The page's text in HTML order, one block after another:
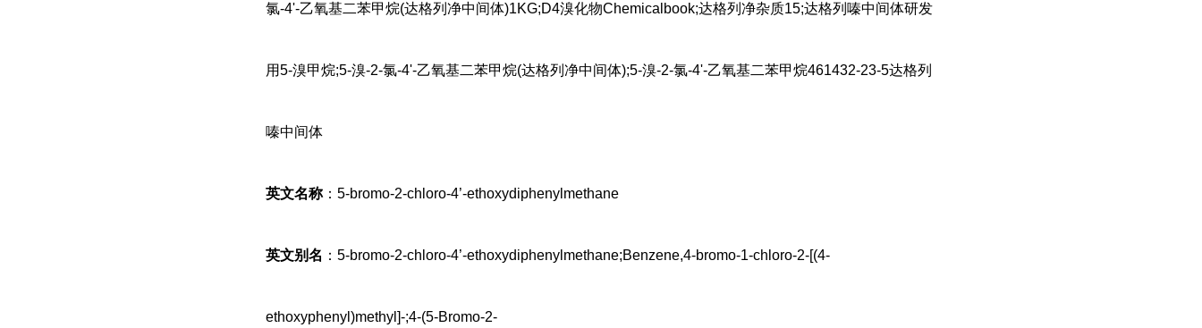
氯-4'-乙氧基二苯甲烷(达格列净中间体)1KG;D4溴化物Chemicalbook;达格列净杂质15;达格列嗪中间体研发
用5-溴甲烷;5-溴-2-氯-4'-乙氧基二苯甲烷(达格列净中间体);5-溴-2-氯-4'-乙氧基二苯甲烷461432-23-5达格列
嗪中间体
英文名称：5-bromo-2-chloro-4’-ethoxydiphenylmethane
英文别名 ：5-bromo-2-chloro-4’-ethoxydiphenylmethane;Benzene,4-bromo-1-chloro-2-[(4-
ethoxyphenyl)methyl]-;4-(5-Bromo-2-